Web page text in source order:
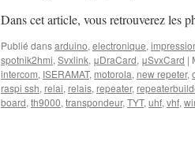
Dans cet article, vous retrouverez les
Publié dansarduino, electronique,
spotnik2hmi, Svxlink, μDraCard, μSvxCard |
intercom, ISERAMAT, motorola, new repeter,
raspi ssh, relai, relais, repeater,
board, th9000, transpondeur, TYT, uhf, vhf,